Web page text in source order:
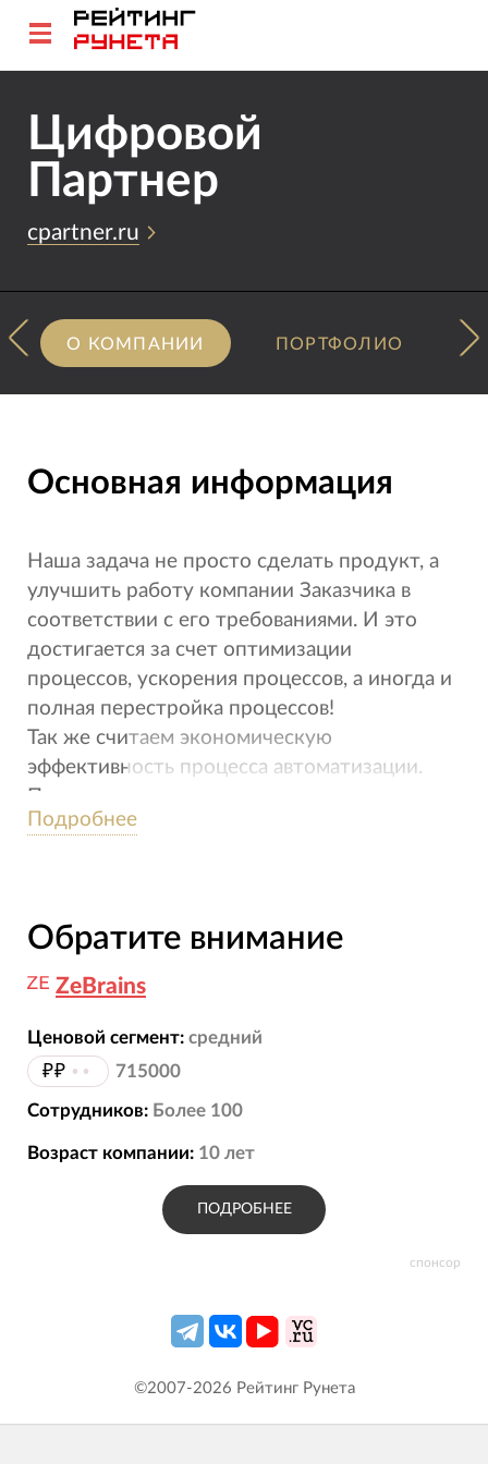
Цифровой
Партнер
cpartner.ru
О КОМПАНИИ ПОРТФОЛИО
Основная информация
Наша задача не просто сделать продукт, а
улучшить работу компании Заказчика в
соответствии с его требованиями. И это
достигается за счет оптимизации
процессов, ускорения процессов, а иногда и
полная перестройка процессов!
Так же считаем экономическую
эффективность процесса автоматизации.
Потому что иногда это просто трата денег
и не дает дополнительной прибыли
Подробнее
спонсор
Обратите внимание
ZeBrains
Ценовой сегмент: средний
₽₽ •• 715000
Сотрудников: Более 100
Возраст компании: 10 лет
ПОДРОБНЕЕ
©2007-2026 Рейтинг Рунета